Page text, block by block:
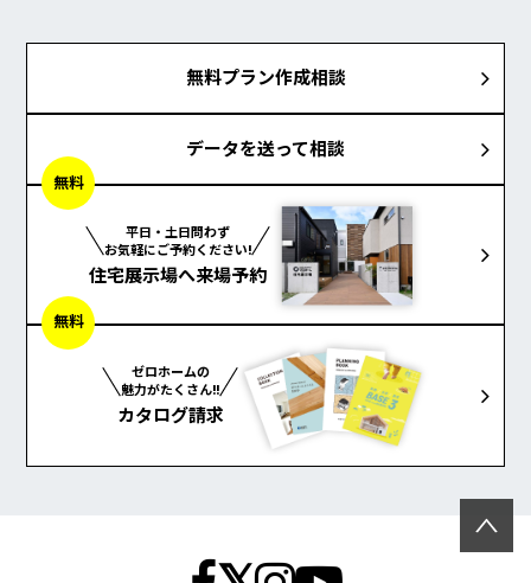
無料プラン作成相談
データを送って相談
平日・土日問わず
お気軽にご予約ください!
住宅展示場へ来場予約
無料
ゼロホームの
魅力がたくさん!!
カタログ請求
無料